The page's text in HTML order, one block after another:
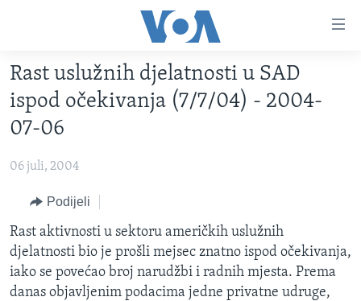
glavni
sadržaj
Pređi
na
glavnu
navigaciju
pretragu
VIDEO
VIJESTI
SJEDINJENE AMERIČKE DRŽAVE
BOSNA I HERCEGOVINA
SVIJET
NAUKA I TEHNOLOGIJA
SPECIJALNI PROJEKTI
KORUPCIJA
SLOBODA MEDIJA
Rast uslužnih djelatnosti u SAD
ispod očekivanja (7/7/04) - 2004-
07-06
06 juli, 2004
Podijeli
Rast aktivnosti u sektoru američkih uslužnih
djelatnosti bio je prošli mejsec znatno ispod očekivanja,
iako se povećao broj narudžbi i radnih mjesta. Prema
danas objavljenim podacima jedne privatne udruge,